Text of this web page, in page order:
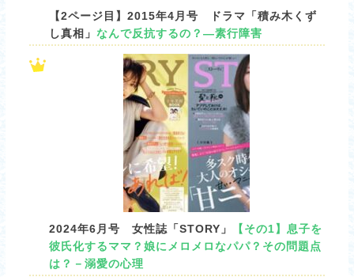
【2ページ目】2015年4月号 ドラマ「積み木くず
し真相」 なんで反抗するの？―素行障害
2024年6月号 女性誌「STORY」
【その1】息子を
彼氏化するママ？娘にメロメロなパパ？その問題点
は？－溺愛の心理